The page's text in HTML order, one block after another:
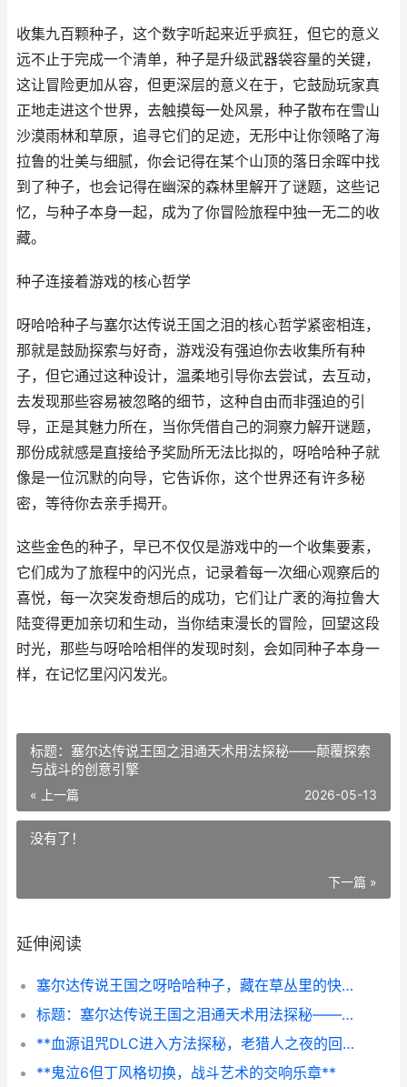
收集九百颗种子，这个数字听起来近乎疯狂，但它的意义
远不止于完成一个清单，种子是升级武器袋容量的关键，
这让冒险更加从容，但更深层的意义在于，它鼓励玩家真
正地走进这个世界，去触摸每一处风景，种子散布在雪山
沙漠雨林和草原，追寻它们的足迹，无形中让你领略了海
拉鲁的壮美与细腻，你会记得在某个山顶的落日余晖中找
到了种子，也会记得在幽深的森林里解开了谜题，这些记
忆，与种子本身一起，成为了你冒险旅程中独一无二的收
藏。
种子连接着游戏的核心哲学
呀哈哈种子与塞尔达传说王国之泪的核心哲学紧密相连，
那就是鼓励探索与好奇，游戏没有强迫你去收集所有种
子，但它通过这种设计，温柔地引导你去尝试，去互动，
去发现那些容易被忽略的细节，这种自由而非强迫的引
导，正是其魅力所在，当你凭借自己的洞察力解开谜题，
那份成就感是直接给予奖励所无法比拟的，呀哈哈种子就
像是一位沉默的向导，它告诉你，这个世界还有许多秘
密，等待你去亲手揭开。
这些金色的种子，早已不仅仅是游戏中的一个收集要素，
它们成为了旅程中的闪光点，记录着每一次细心观察后的
喜悦，每一次突发奇想后的成功，它们让广袤的海拉鲁大
陆变得更加亲切和生动，当你结束漫长的冒险，回望这段
时光，那些与呀哈哈相伴的发现时刻，会如同种子本身一
样，在记忆里闪闪发光。
标题：塞尔达传说王国之泪通天术用法探秘——颠覆探索
与战斗的创意引擎
« 上一篇 2026-05-13
没有了！
下一篇 »
延伸阅读
塞尔达传说王国之呀哈哈种子，藏在草丛里的快乐
标题：塞尔达传说王国之泪通天术用法探秘——颠覆探索与战斗的创意引擎
**血源诅咒DLC进入方法探秘，老猎人之夜的回响**
**鬼泣6但丁风格切换，战斗艺术的交响乐章**